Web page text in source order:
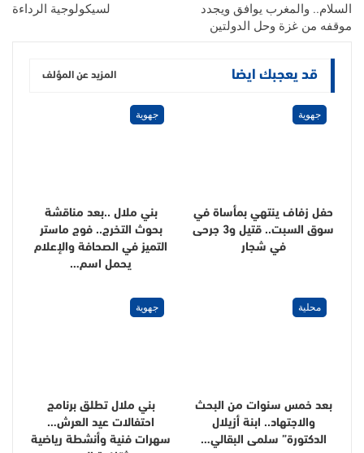
السلام.. والمغرب يوافق ويجدد
موقفه من غزة وحل الدولتين
لسيكولوجية الرداءة
قد يعجبك ايضا المزيد عن المؤلف
جهوية
حفل زفاف ينتهي بمأساة في
سوق السبت.. قتيل و3 جرحى
في شجار
جهوية
بني ملال ..بعد مناقشة
بحوث التخرج.. فوج ماستر
التميز في الصحافة والإعلام
يحمل اسم…
محلية
بعد خمس سنوات من البحث
والاجتهاد.. ابنة أزيلال
الدكتورة” سلمى البقالي…
جهوية
بني ملال تطلق برنامج
احتفالات عيد العرش…
سهرات فنية وأنشطة رياضية